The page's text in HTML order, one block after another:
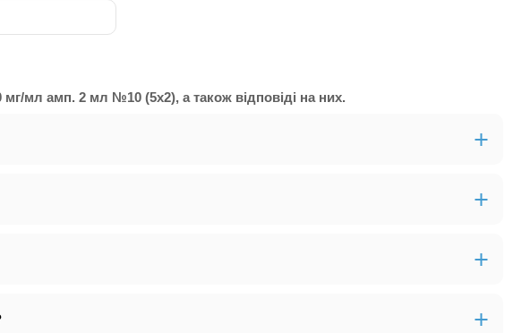
мг/мл амп. 2 мл №10 (5х2), а також відповіді на них.